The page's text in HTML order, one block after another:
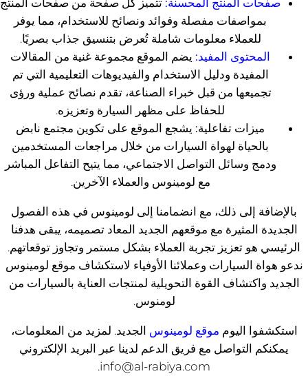
صفحات المنتج المحسنة: تتميز كل صفحة من صفحات المنتج
بمواصفات مفصلة وفوائد ونصائح للاستخدام، مما يوفر
للعملاء معلومات شاملة تُعرض بتنسيق جذاب بصريًا.
المحتوى المفيد: يضم الموقع مجموعة غنية من المقالات
المفيدة ودليل الاستخدام والفيديوهات التعليمية التي تم
تجميعها من قبل خبراء الصناعة، تقدم نصائح عملية ورؤى
للحفاظ على مظهر السيارة وتعزيزه.
ميزات تفاعلية: يشجع الموقع على تكوين مجتمع نابض
بالحياة لهواة السيارات من خلال مراجعات المستخدمين
ودمج وسائل التواصل الاجتماعي، مما يتيح التفاعل المباشر
مع لومينوس والعملاء الآخرين.
بالإضافة إلى ذلك، مع انضمامنا إلى لومينوس في هذه الفصول
الجديدة المثيرة مع موقعهم الجديد المعاد تصميمه، يبقى هدفنا
الرئيسي هو تعزيز تجربة العملاء بشكل مستمر وتجاوز توقعاتهم.
ندعو هواة السيارات وعملائنا الأوفياء لاستكشاف موقع لومينوس
الجديد واكتشاف القوة التحويلية لمنتجات العناية بالسيارات من
لومنوس.
استكشفوا اليوم موقع لومينوس الجديد. لمزيد من المعلومات،
يمكنكم التواصل مع فريق الدعم لدينا عبر البريد الإلكتروني
info@al-rabiya.com.